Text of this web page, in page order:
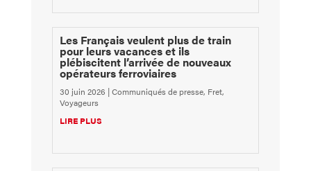
Les Français veulent plus de train
pour leurs vacances et ils
plébiscitent l’arrivée de nouveaux
opérateurs ferroviaires
30 juin 2026 |Communiqués de presse, Fret,
Voyageurs
LIRE PLUS